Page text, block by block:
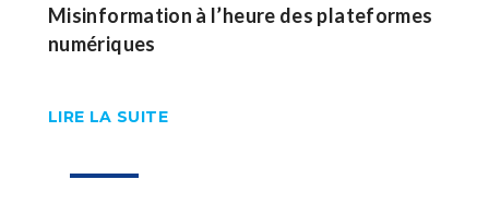
Misinformation à l’heure des plateformes
numériques
LIRE LA SUITE
07